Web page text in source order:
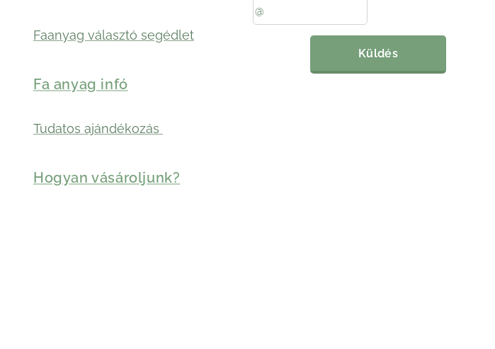
Faanyag választó segédlet
Fa anyag infó
Tudatos ajándékozás
Hogyan vásároljunk?
Küldés